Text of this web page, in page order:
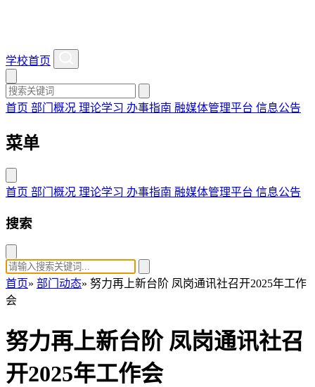
学校首页
首页 部门概况 理论学习 办事指南 融媒体管理平台 信息公告
菜单
首页 部门概况 理论学习 办事指南 融媒体管理平台 信息公告
搜索
首页» 部门动态» 努力再上新台阶 凤岗通讯社召开2025年工作
会
努力再上新台阶 凤岗通讯社召
开2025年工作会